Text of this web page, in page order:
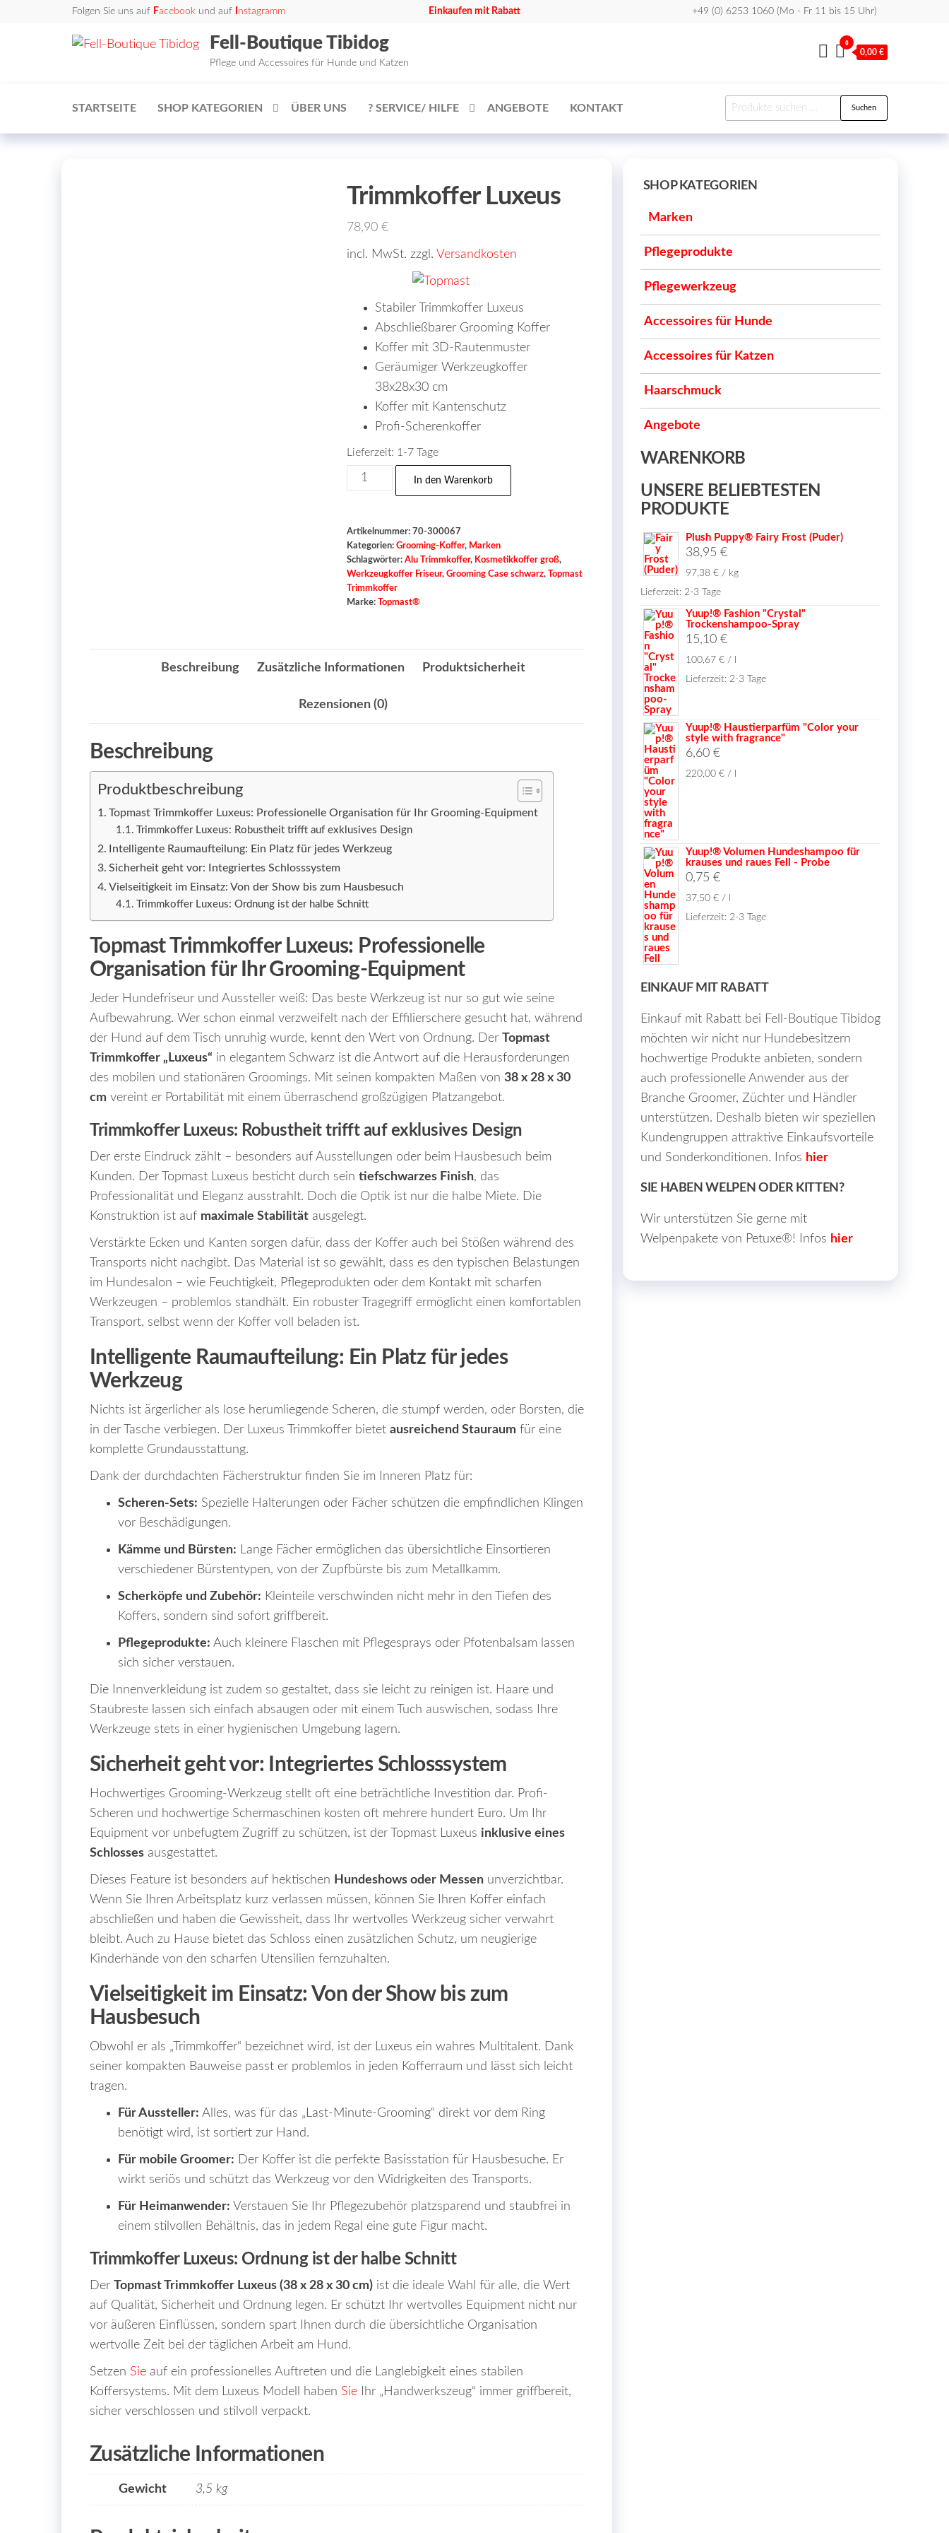
Folgen Sie uns auf Facebook und auf nstagramm Einkaufen mit Rabatt +49 (0) 6253 1060 (Mo - Fr 11 bis 15 Uhr)
Fell-Boutique Tibidog
Pflege und Accessoires für Hunde und Katzen
0
0,00 €
STARTSEITE SHOP KATEGORIEN ÜBER UNS ? SERVICE/ HILFE ANGEBOTE KONTAKT
Suchen
nach:
Suchen
Trimmkoffer Luxeus
78,90 €
incl. MwSt. zzgl. Versandkosten
Stabiler Trimmkoffer Luxeus
Abschließbarer Grooming Koffer
Koffer mit 3D-Rautenmuster
Geräumiger Werkzeugkoffer
38x28x30 cm
Koffer mit Kantenschutz
Profi-Scherenkoffer
Lieferzeit: 1-7 Tage
Trimmkoffer
Luxeus
In den Warenkorb
Artikelnummer: 70-300067
Kategorien: Grooming-Koffer, Marken
Schlagwörter: Alu Trimmkoffer, Kosmetikkoffer groß,
Werkzeugkoffer Friseur, Grooming Case schwarz, Topmast
Trimmkoffer
Marke: Topmast®
Beschreibung Zusätzliche Informationen Produktsicherheit
Rezensionen (0)
Beschreibung
Produktbeschreibung
Topmast Trimmkoffer Luxeus: Professionelle Organisation für Ihr Grooming-Equipment
Trimmkoffer Luxeus: Robustheit trifft auf exklusives Design
Intelligente Raumaufteilung: Ein Platz für jedes Werkzeug
Sicherheit geht vor: Integriertes Schlosssystem
Vielseitigkeit im Einsatz: Von der Show bis zum Hausbesuch
Trimmkoffer Luxeus: Ordnung ist der halbe Schnitt
Topmast Trimmkoffer Luxeus: Professionelle
Organisation für Ihr Grooming-Equipment
Jeder Hundefriseur und Aussteller weiß: Das beste Werkzeug ist nur so gut wie seine
Aufbewahrung. Wer schon einmal verzweifelt nach der Effilierschere gesucht hat, während
der Hund auf dem Tisch unruhig wurde, kennt den Wert von Ordnung. Der Topmast
Trimmkoffer „Luxeus“ in elegantem Schwarz ist die Antwort auf die Herausforderungen
des mobilen und stationären Groomings. Mit seinen kompakten Maßen von 38 x 28 x 30
cm vereint er Portabilität mit einem überraschend großzügigen Platzangebot.
Trimmkoffer Luxeus: Robustheit trifft auf exklusives Design
Der erste Eindruck zählt – besonders auf Ausstellungen oder beim Hausbesuch beim
Kunden. Der Topmast Luxeus besticht durch sein tiefschwarzes Finish, das
Professionalität und Eleganz ausstrahlt. Doch die Optik ist nur die halbe Miete. Die
Konstruktion ist auf maximale Stabilität ausgelegt.
Verstärkte Ecken und Kanten sorgen dafür, dass der Koffer auch bei Stößen während des
Transports nicht nachgibt. Das Material ist so gewählt, dass es den typischen Belastungen
im Hundesalon – wie Feuchtigkeit, Pflegeprodukten oder dem Kontakt mit scharfen
Werkzeugen – problemlos standhält. Ein robuster Tragegriff ermöglicht einen komfortablen
Transport, selbst wenn der Koffer voll beladen ist.
Intelligente Raumaufteilung: Ein Platz für jedes
Werkzeug
Nichts ist ärgerlicher als lose herumliegende Scheren, die stumpf werden, oder Borsten, die
in der Tasche verbiegen. Der Luxeus Trimmkoffer bietet ausreichend Stauraum für eine
komplette Grundausstattung.
Dank der durchdachten Fächerstruktur finden Sie im Inneren Platz für:
Scheren-Sets: Spezielle Halterungen oder Fächer schützen die empfindlichen Klingen
vor Beschädigungen.
Kämme und Bürsten: Lange Fächer ermöglichen das übersichtliche Einsortieren
verschiedener Bürstentypen, von der Zupfbürste bis zum Metallkamm.
Scherköpfe und Zubehör: Kleinteile verschwinden nicht mehr in den Tiefen des
Koffers, sondern sind sofort griffbereit.
Pflegeprodukte: Auch kleinere Flaschen mit Pflegesprays oder Pfotenbalsam lassen
sich sicher verstauen.
Die Innenverkleidung ist zudem so gestaltet, dass sie leicht zu reinigen ist. Haare und
Staubreste lassen sich einfach absaugen oder mit einem Tuch auswischen, sodass Ihre
Werkzeuge stets in einer hygienischen Umgebung lagern.
Sicherheit geht vor: Integriertes Schlosssystem
Hochwertiges Grooming-Werkzeug stellt oft eine beträchtliche Investition dar. Profi-
Scheren und hochwertige Schermaschinen kosten oft mehrere hundert Euro. Um Ihr
Equipment vor unbefugtem Zugriff zu schützen, ist der Topmast Luxeus inklusive eines
Schlosses ausgestattet.
Dieses Feature ist besonders auf hektischen Hundeshows oder Messen unverzichtbar.
Wenn Sie Ihren Arbeitsplatz kurz verlassen müssen, können Sie Ihren Koffer einfach
abschließen und haben die Gewissheit, dass Ihr wertvolles Werkzeug sicher verwahrt
bleibt. Auch zu Hause bietet das Schloss einen zusätzlichen Schutz, um neugierige
Kinderhände von den scharfen Utensilien fernzuhalten.
Vielseitigkeit im Einsatz: Von der Show bis zum
Hausbesuch
Obwohl er als „Trimmkoffer“ bezeichnet wird, ist der Luxeus ein wahres Multitalent. Dank
seiner kompakten Bauweise passt er problemlos in jeden Kofferraum und lässt sich leicht
tragen.
Für Aussteller: Alles, was für das „Last-Minute-Grooming“ direkt vor dem Ring
benötigt wird, ist sortiert zur Hand.
Für mobile Groomer: Der Koffer ist die perfekte Basisstation für Hausbesuche. Er
wirkt seriös und schützt das Werkzeug vor den Widrigkeiten des Transports.
Für Heimanwender: Verstauen Sie Ihr Pflegezubehör platzsparend und staubfrei in
einem stilvollen Behältnis, das in jedem Regal eine gute Figur macht.
Trimmkoffer Luxeus: Ordnung ist der halbe Schnitt
Der Topmast Trimmkoffer Luxeus (38 x 28 x 30 cm) ist die ideale Wahl für alle, die Wert
auf Qualität, Sicherheit und Ordnung legen. Er schützt Ihr wertvolles Equipment nicht nur
vor äußeren Einflüssen, sondern spart Ihnen durch die übersichtliche Organisation
wertvolle Zeit bei der täglichen Arbeit am Hund.
Setzen Sie auf ein professionelles Auftreten und die Langlebigkeit eines stabilen
Koffersystems. Mit dem Luxeus Modell haben Sie Ihr „Handwerkszeug“ immer griffbereit,
sicher verschlossen und stilvoll verpackt.
Zusätzliche Informationen
Gewicht 3,5 kg
SHOP KATEGORIEN
Marken
Pflegeprodukte
Pflegewerkzeug
Accessoires für Hunde
Accessoires für Katzen
Haarschmuck
Angebote
WARENKORB
UNSERE BELIEBTESTEN
PRODUKTE
Plush Puppy® Fairy Frost (Puder)
38,95 €
97,38 € / kg
Lieferzeit: 2-3 Tage
Yuup!® Fashion "Crystal"
Trockenshampoo-Spray
15,10 €
100,67 € /
Lieferzeit: 2-3 Tage
Yuup!® Haustierparfüm "Color your
style with fragrance"
6,60 €
220,00 € /
Yuup!® Volumen Hundeshampoo für
krauses und raues Fell - Probe
0,75 €
37,50 € /
Lieferzeit: 2-3 Tage
EINKAUF MIT RABATT
Einkauf mit Rabatt bei Fell-Boutique Tibidog
möchten wir nicht nur Hundebesitzern
hochwertige Produkte anbieten, sondern
auch professionelle Anwender aus der
Branche Groomer, Züchter und Händler
unterstützen. Deshalb bieten wir speziellen
Kundengruppen attraktive Einkaufsvorteile
und Sonderkonditionen. Infos hier
SIE HABEN WELPEN ODER KITTEN?
Wir unterstützen Sie gerne mit
Welpenpakete von Petuxe®! Infos hier